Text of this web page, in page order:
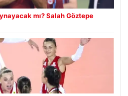
mı? Salah Göztepe